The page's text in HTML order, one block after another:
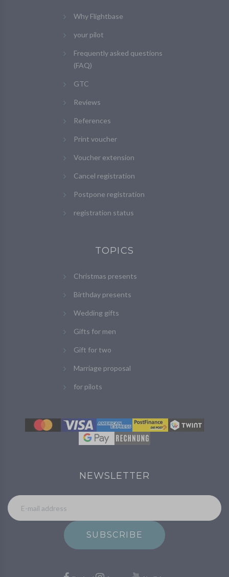
Why Flightbase
your pilot
Frequently asked questions
(FAQ)
GTC
Reviews
References
Print voucher
Voucher extension
Cancel registration
Postpone registration
registration status
TOPICS
Christmas presents
Birthday presents
Wedding gifts
Gifts for men
Gift for two
Marriage proposal
for pilots
NEWSLETTER
SUBSCRIBE